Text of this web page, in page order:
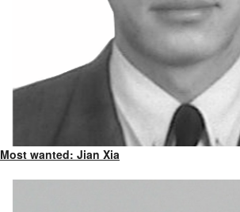
Most wanted: Jian Xia